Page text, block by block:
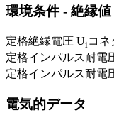
環境条件 - 絶縁値
定格絶縁電圧 Uiコネ
定格インパルス耐電
定格インパルス耐電
電気的データ